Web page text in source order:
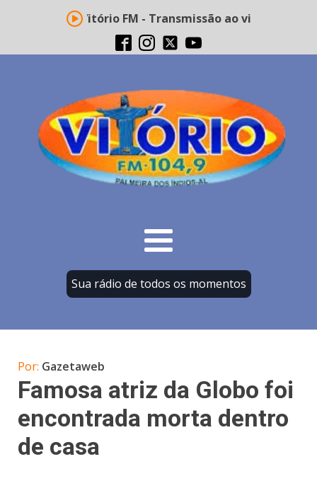
Rádio Vitório FM - Transmissão ao vivo
Sua rádio de todos os momentos
Por: Gazetaweb
Famosa atriz da Globo foi
encontrada morta dentro
de casa